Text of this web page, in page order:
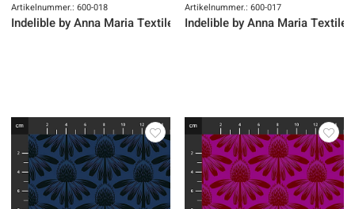
Artikelnummer.: 600-018
Indelible by Anna Maria Textiles
Artikelnummer.: 600-017
Indelible by Anna Maria Textiles